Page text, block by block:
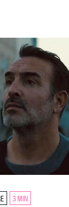
3 MIN